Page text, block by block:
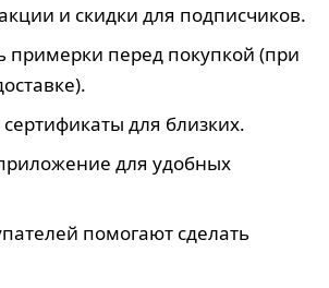
и скидки для подписчиков.
примерки перед покупкой (при
для близких.
для удобных
помогают сделать